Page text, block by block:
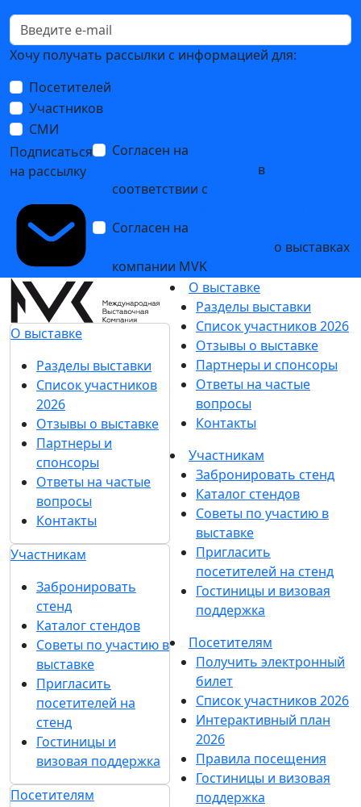
Хочу получать рассылки с информацией для:
Посетителей
Участников
СМИ
Подписаться
на рассылку
Согласен на
в
соответствии с
Согласен на
о выставках
компании MVK
О выставке
Разделы выставки
Список участников
2026
Отзывы о выставке
Партнеры и
спонсоры
Ответы на частые
вопросы
Контакты
Участникам
Забронировать
стенд
Каталог стендов
Советы по участию в
выставке
Пригласить
посетителей на
стенд
Гостиницы и
визовая поддержка
Посетителям
О выставке
Разделы выставки
Список участников 2026
Отзывы о выставке
Партнеры и спонсоры
Ответы на частые
вопросы
Контакты
Участникам
Забронировать стенд
Каталог стендов
Советы по участию в
выставке
Пригласить
посетителей на стенд
Гостиницы и визовая
поддержка
Посетителям
Получить электронный
билет
Список участников 2026
Интерактивный план
2026
Правила посещения
Гостиницы и визовая
поддержка